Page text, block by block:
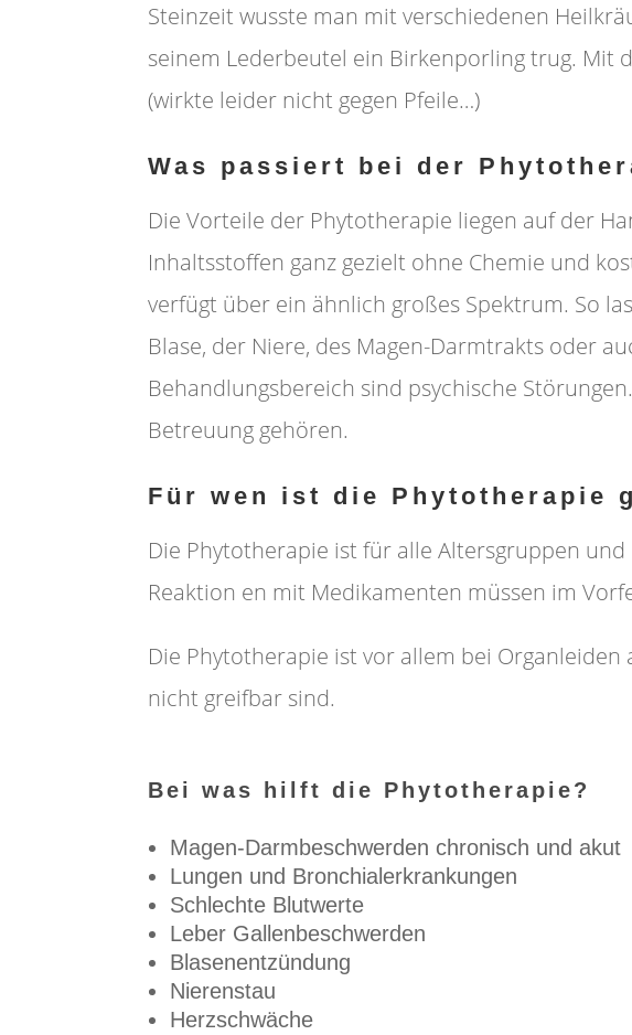
Steinzeit wusste man mit verschiedenen
seinem Lederbeutel ein Birkenporling trug. Mit
(wirkte leider nicht gegen Pfeile…)
Was passiert bei der
Die Vorteile der Phytotherapie liegen auf der
Inhaltsstoffen ganz gezielt ohne Chemie und
verfügt über ein ähnlich großes Spektrum. So
Blase, der Niere, des Magen-Darmtrakts oder
Behandlungsbereich sind psychische
Betreuung gehören.
Für wen ist die Phytotherapie
Die Phytotherapie ist für alle Altersgruppen
Reaktion en mit Medikamenten müssen im
Die Phytotherapie ist vor allem bei Organleiden
nicht greifbar sind.
Bei was hilft die Phytotherapie?
Magen-Darmbeschwerden chronisch und akut
Lungen und Bronchialerkrankungen
Schlechte Blutwerte
Leber Gallenbeschwerden
Blasenentzündung
Nierenstau
Herzschwäche